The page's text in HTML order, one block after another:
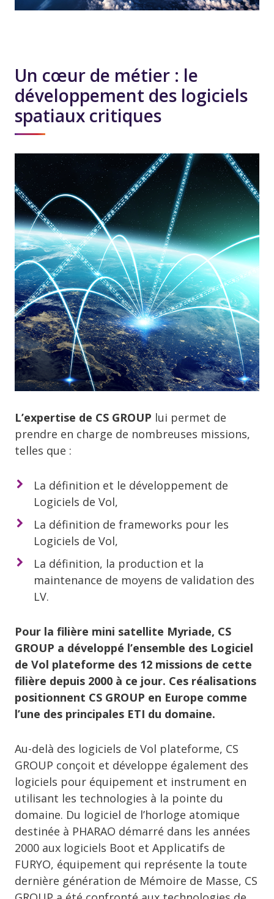
Un cœur de métier : le
développement des logiciels
spatiaux critiques
L’expertise de CS GROUP lui permet de
prendre en charge de nombreuses missions,
telles que :
La définition et le développement de
Logiciels de Vol,
La définition de frameworks pour les
Logiciels de Vol,
La définition, la production et la
maintenance de moyens de validation des
LV.
Pour la filière mini satellite Myriade, CS
GROUP a développé l’ensemble des Logiciel
de Vol plateforme des 12 missions de cette
filière depuis 2000 à ce jour. Ces réalisations
positionnent CS GROUP en Europe comme
l’une des principales ETI du domaine.
Au-delà des logiciels de Vol plateforme, CS
GROUP conçoit et développe également des
logiciels pour équipement et instrument en
utilisant les technologies à la pointe du
domaine. Du logiciel de l’horloge atomique
destinée à PHARAO démarré dans les années
2000 aux logiciels Boot et Applicatifs de
FURYO, équipement qui représente la toute
dernière génération de Mémoire de Masse, CS